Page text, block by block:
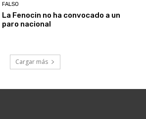
FALSO
La Fenocin no ha convocado a un
paro nacional
Cargar más